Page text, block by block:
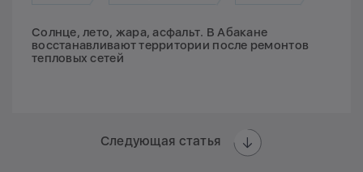
Солнце, лето, жара, асфальт. В Абакане
восстанавливают территории после ремонтов
тепловых сетей
Следующая статья